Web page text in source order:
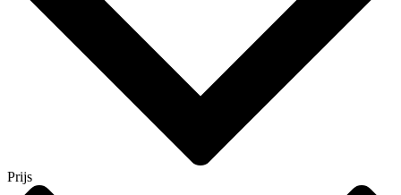
Prijs